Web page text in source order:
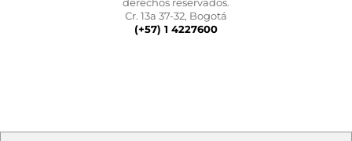
Cr. 13a 37-32, Bogotá
(+57) 1 4227600